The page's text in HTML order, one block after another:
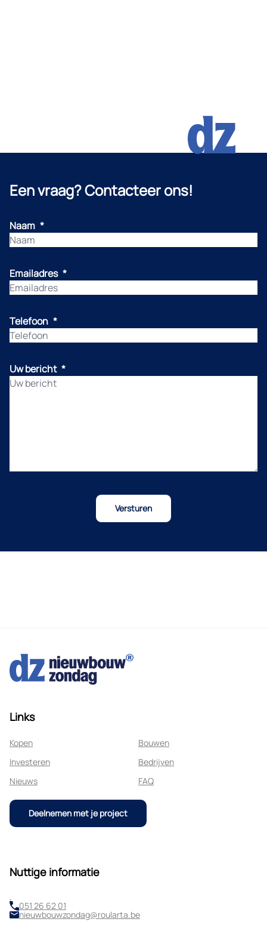
Een vraag? Contacteer ons!
Naam *
Emailadres *
Telefoon *
Uw bericht *
Links
Kopen
Bouwen
Investeren
Bedrijven
Nieuws
FAQ
Deelnemen met je project
Nuttige informatie
,
051 26 62 01
nieuwbouwzondag@roularta.be